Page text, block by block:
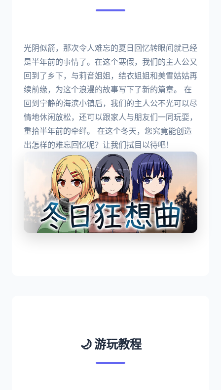
光阴似箭，那次令人难忘的夏日回忆转眼间就已经
是半年前的事情了。在这个寒假，我们的主人公又
回到了乡下，与莉音姐姐，结衣姐姐和美雪姑姑再
续前缘，为这个浪漫的故事写下了新的篇章。 在
回到宁静的海滨小镇后，我们的主人公不光可以尽
情地休闲放松，还可以跟家人与朋友们一同玩耍，
重拾半年前的牵绊。 在这个冬天，您究竟能创造
出怎样的难忘回忆呢？让我们拭目以待吧！
🌙 游玩教程